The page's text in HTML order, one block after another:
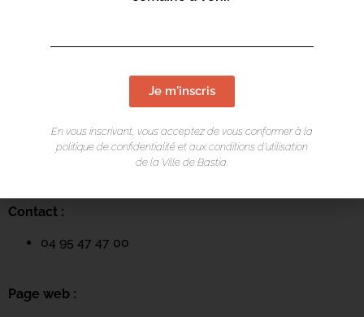
LIEU DE L'ÉVÉNEMENT
Mediateca Barberine Duriani
13 Rue Saint-Exupéry
Contact :
04 95 47 47 00
Page web :
Je m'inscris
En vous inscrivant, vous acceptez de vous conformer à la
politique de confidentialité et aux conditions d’utilisation
de la Ville de Bastia.